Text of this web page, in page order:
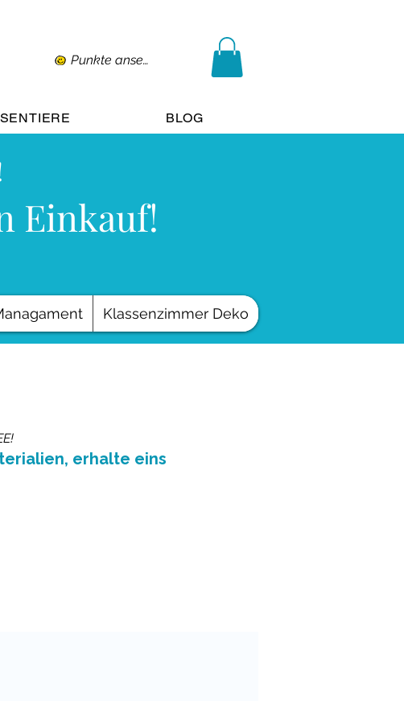
Punkte ansehen
BLOG
Einkauf!
Klassenzimmer Deko
erhalte eins